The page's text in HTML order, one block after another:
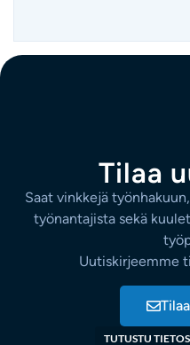
Tilaa
Saat vinkkejä
työnantajista sekä
Uutiskirjeemme
TUTUSTU